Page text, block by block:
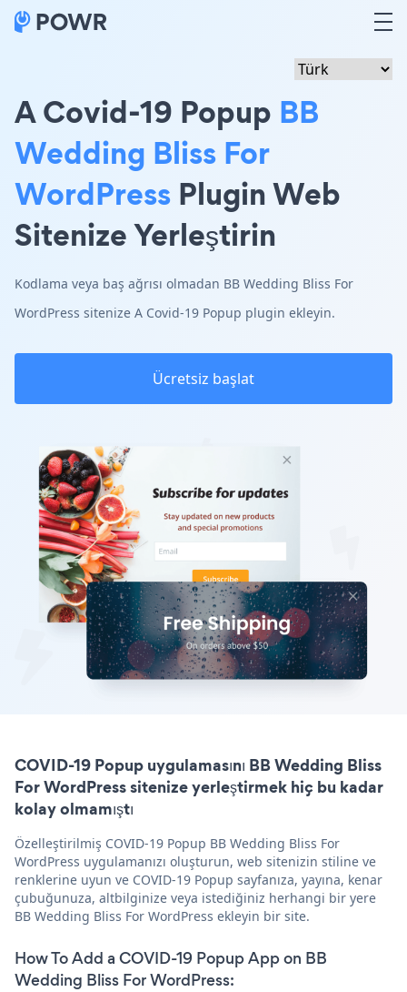
A Covid-19 Popup BB
Wedding Bliss For
WordPress Plugin Web
Sitenize Yerleştirin
Kodlama veya baş ağrısı olmadan BB Wedding Bliss For
WordPress sitenize A Covid-19 Popup plugin ekleyin.
Ücretsiz başlat
COVID-19 Popup uygulamasını BB Wedding Bliss
For WordPress sitenize yerleştirmek hiç bu kadar
kolay olmamıştı
Özelleştirilmiş COVID-19 Popup BB Wedding Bliss For
WordPress uygulamanızı oluşturun, web sitenizin stiline ve
renklerine uyun ve COVID-19 Popup sayfanıza, yayına, kenar
çubuğunuza, altbilginize veya istediğiniz herhangi bir yere
BB Wedding Bliss For WordPress ekleyin bir site.
How To Add a COVID-19 Popup App on BB
Wedding Bliss For WordPress: